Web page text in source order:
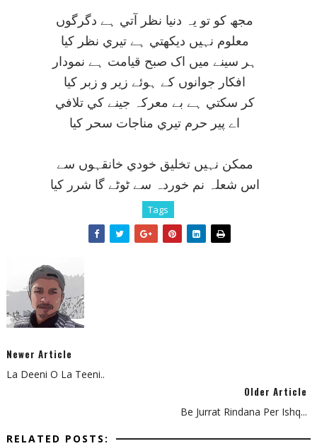
مجھ کو تو يہ دنيا نظر آتي ہے دگرگوں
معلوم نہيں ديکھتي ہے تيري نظر کيا
ہر سينے ميں اک صبح قيامت ہے نمودار
افکار جوانوں کے ہوئے زير و زبر کيا
کر سکتي ہے بے معرکہ جينے کي تلافي
اے پير حرم تيري مناجات سحر کيا
ممکن نہيں تخليق خودي خانقہوں سے
اس شعلہ نم خوردہ سے ٹوٹے گا شرر کيا
Tags
Newer Article
La Deeni O La Teeni..
Older Article
Be Jurrat Rindana Per Ishq...
RELATED POSTS: